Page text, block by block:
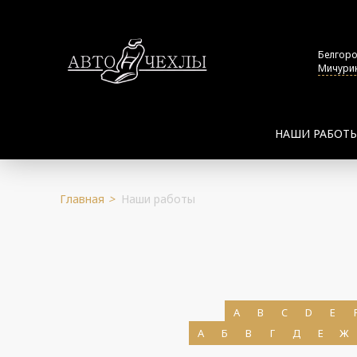
НАШИ
Главная > Наши работы
A B C D E
А
Б В Г Д Е Ж